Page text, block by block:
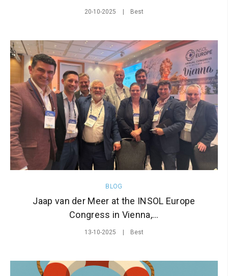
20-10-2025 Best
BLOG
Jaap van der Meer at the INSOL Europe
Congress in Vienna,...
13-10-2025 Best